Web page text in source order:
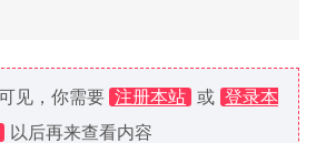
见，你需要 注册本站 或 登录本
以后再来查看内容